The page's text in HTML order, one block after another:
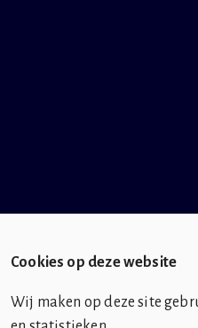
Cookies op deze website
Wij maken op deze site